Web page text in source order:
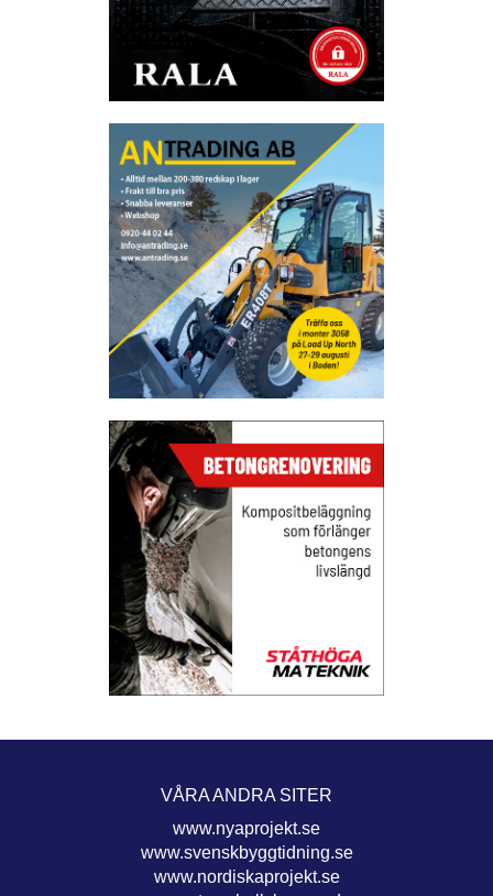
VÅRA ANDRA SITER
www.nyaprojekt.se
www.svenskbyggtidning.se
www.nordiskaprojekt.se